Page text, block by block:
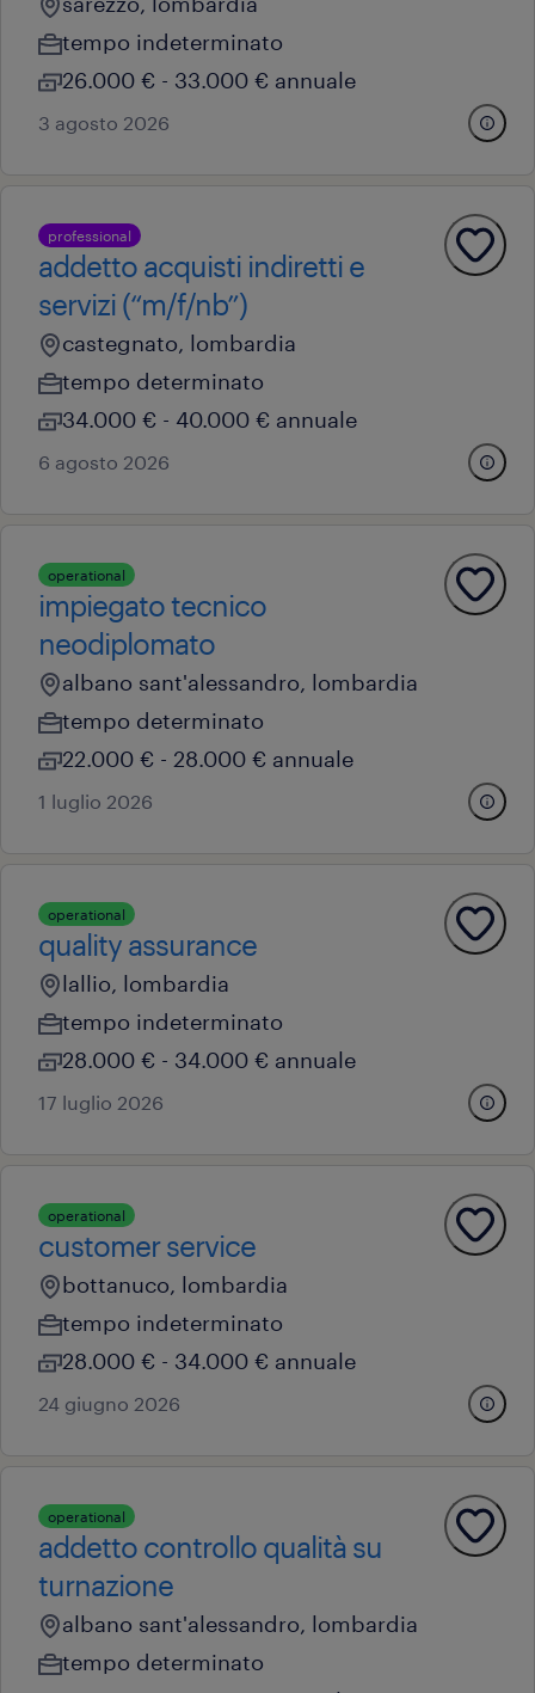
tempo indeterminato
26.000 € - 33.000 € annuale
3 agosto 2026
professional
addetto acquisti indiretti e
servizi (“m/f/nb”)
castegnato, lombardia
tempo determinato
34.000 € - 40.000 € annuale
6 agosto 2026
operational
impiegato tecnico
neodiplomato
albano sant'alessandro, lombardia
tempo determinato
22.000 € - 28.000 € annuale
1 luglio 2026
operational
quality assurance
lallio, lombardia
tempo indeterminato
28.000 € - 34.000 € annuale
17 luglio 2026
operational
customer service
bottanuco, lombardia
tempo indeterminato
28.000 € - 34.000 € annuale
24 giugno 2026
operational
addetto controllo qualità su
turnazione
albano sant'alessandro, lombardia
tempo determinato